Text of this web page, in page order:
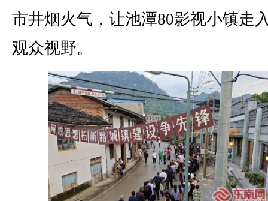
市井烟火气，让池潭80影视小镇走
观众视野。